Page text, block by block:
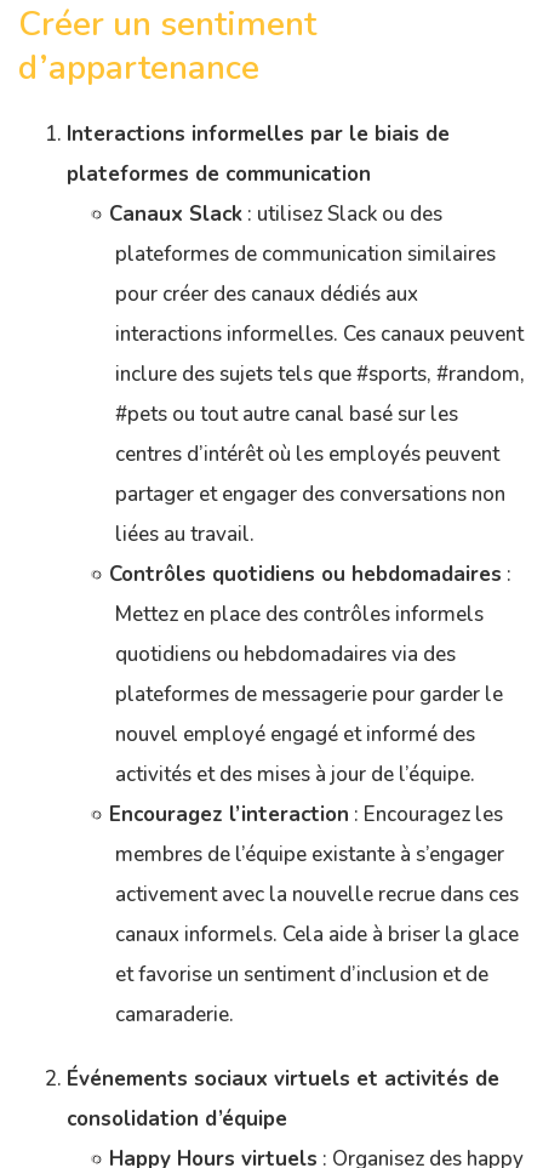
Créer un sentiment
d’appartenance
Interactions informelles par le biais de
plateformes de communication
Canaux Slack : utilisez Slack ou des
plateformes de communication similaires
pour créer des canaux dédiés aux
interactions informelles. Ces canaux peuvent
inclure des sujets tels que #sports, #random,
#pets ou tout autre canal basé sur les
centres d’intérêt où les employés peuvent
partager et engager des conversations non
liées au travail.
Contrôles quotidiens ou hebdomadaires :
Mettez en place des contrôles informels
quotidiens ou hebdomadaires via des
plateformes de messagerie pour garder le
nouvel employé engagé et informé des
activités et des mises à jour de l’équipe.
Encouragez l’interaction : Encouragez les
membres de l’équipe existante à s’engager
activement avec la nouvelle recrue dans ces
canaux informels. Cela aide à briser la glace
et favorise un sentiment d’inclusion et de
camaraderie.
Événements sociaux virtuels et activités de
consolidation d’équipe
Happy Hours virtuels : Organisez des happy